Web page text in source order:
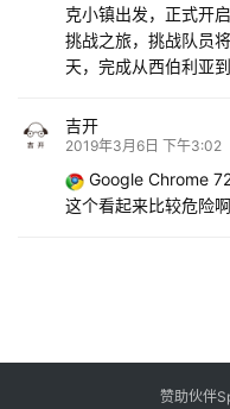
克小镇出发，正式开
挑战之旅，挑战队员
天，完成从西伯利亚
吉开
2019年3月6日 下午3:02
Google Chrome
这个看起来比较危险啊
赞助伙伴